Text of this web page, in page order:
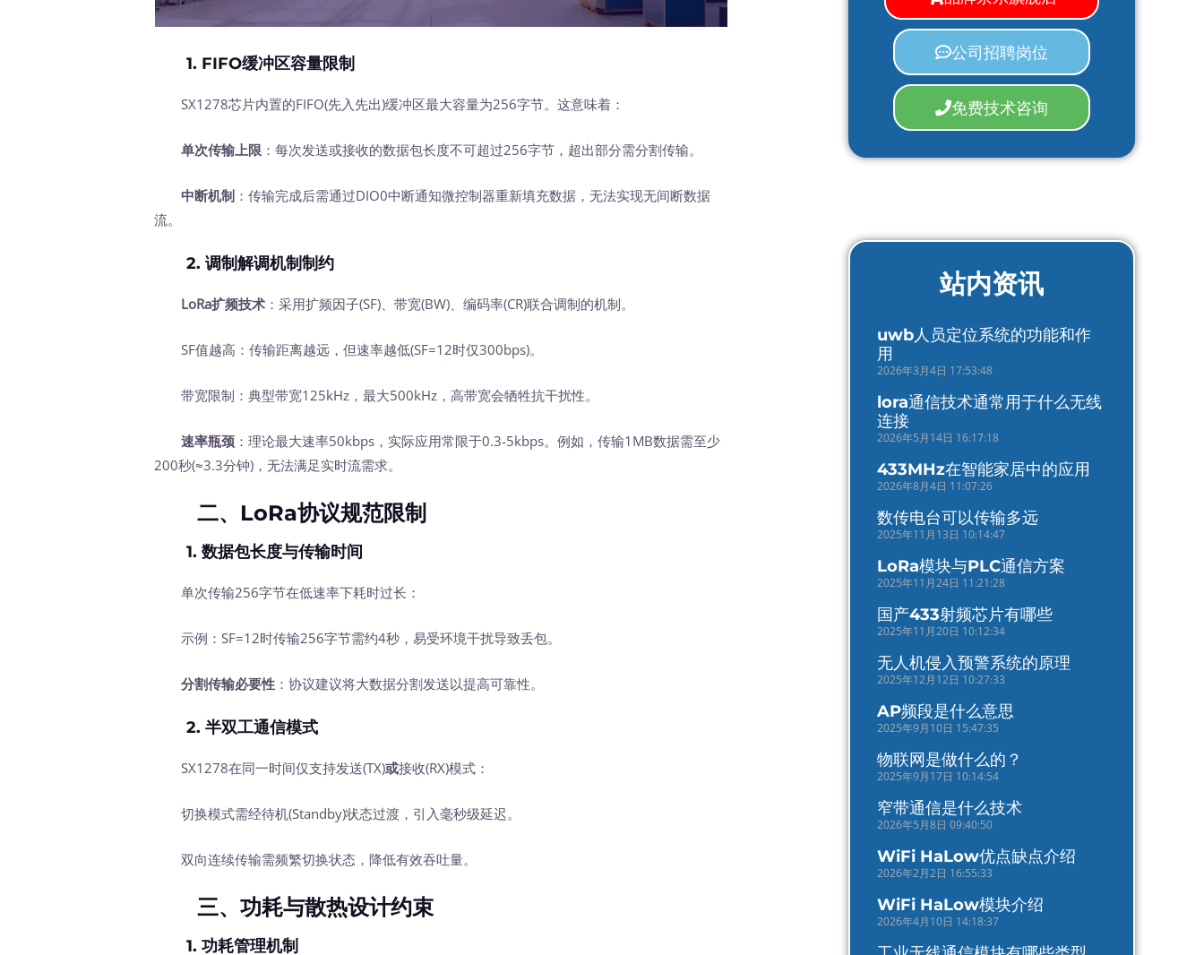
1. FIFO缓冲区容量限制
SX1278芯片内置的FIFO(先入先出)缓冲区最大容量为256字节。这意味着：
单次传输上限 ：每次发送或接收的数据包长度不可超过256字节，超出部分需分割传输。
中断机制 ：传输完成后需通过DIO0中断通知微控制器重新填充数据，无法实现无间断数据
流。
2.调制解调机制制约
LoRa扩频技术 ：采用扩频因子(SF)、带宽(BW)、编码率(CR)联合调制的机制。
SF值越高：传输距离越远，但速率越低(SF=12时仅300bps)。
带宽限制：典型带宽125kHz，最大500kHz，高带宽会牺牲抗干扰性。
速率瓶颈 ：理论最大速率50kbps，实际应用常限于0.3-5kbps。例如，传输1MB数据需至少
200秒(≈3.3分钟)，无法满足实时流需求。
二、LoRa协议规范限制
1.数据包长度与传输时间
单次传输256字节在低速率下耗时过长：
示例：SF=12时传输256字节需约4秒，易受环境干扰导致丢包。
分割传输必要性 ：协议建议将大数据分割发送以提高可靠性。
2.半双工通信模式
SX1278在同一时间仅支持发送(TX)或接收(RX)模式：
切换模式需经待机(Standby)状态过渡，引入毫秒级延迟。
双向连续传输需频繁切换状态，降低有效吞吐量。
三、功耗与散热设计约束
1.功耗管理机制
公司招聘岗位
免费技术咨询
站内资讯
uwb人员定位系统的功能和作
用
2026年3月4日 17:53:48
lora通信技术通常用于什么无线
连接
2026年5月14日 16:17:18
433MHz在智能家居中的应用
2026年8月4日 11:07:26
数传电台可以传输多远
2025年11月13日 10:14:47
LoRa模块与PLC通信方案
2025年11月24日 11:21:28
国产433射频芯片有哪些
2025年11月20日 10:12:34
无人机侵入预警系统的原理
2025年12月12日 10:27:33
AP频段是什么意思
2025年9月10日 15:47:35
物联网是做什么的？
2025年9月17日 10:14:54
窄带通信是什么技术
2026年5月8日 09:40:50
WiFi HaLow优点缺点介绍
2026年2月2日 16:55:33
WiFi HaLow模块介绍
2026年4月10日 14:18:37